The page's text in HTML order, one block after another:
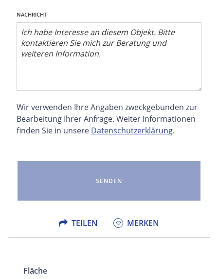
NACHRICHT
Wir verwenden Ihre Angaben zweckgebunden zur
Bearbeitung Ihrer Anfrage. Weiter Informationen
finden Sie in unsere Datenschutzerklärung.
TEILEN
FACEBOOK
X
MERKEN
Fläche